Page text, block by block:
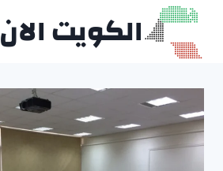
التجاوز
المحتوى
الكويت الان